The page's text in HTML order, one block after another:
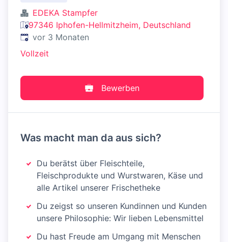
EDEKA Stampfer
97346 Iphofen-Hellmitzheim, Deutschland
Veröffentlicht:
vor 3 Monaten
Vollzeit
Bewerben
Was macht man da aus sich?
Du berätst über Fleischteile,
Fleischprodukte und Wurstwaren, Käse und
alle Artikel unserer Frischetheke
Du zeigst so unseren Kundinnen und Kunden
unsere Philosophie: Wir lieben Lebensmittel
Du hast Freude am Umgang mit Menschen